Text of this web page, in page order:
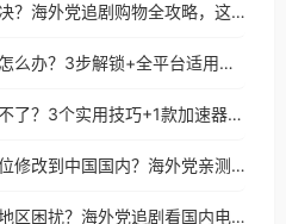
优酷国外看不了怎么解决？海外党追剧购物全攻略，这招亲测有效！
在老挝用优酷地区限制怎么办？3步解锁+全平台适用的回国加速器指南
海外党有优酷会员却看不了？3个实用技巧+1款加速器解决追剧&金融APP难题
在日本用优酷怎么把定位修改到中国国内？海外党亲测有效的回国加速指南
还在被优酷提示非中国地区困扰？海外党追剧看国内电影的正确打开方式